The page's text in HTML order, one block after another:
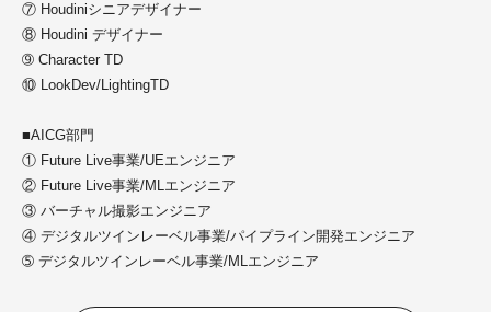
⑦ Houdiniシニアデザイナー
⑧ Houdini デザイナー
➈ Character TD
⑩ LookDev/LightingTD
■AICG部門
① Future Live事業/UEエンジニア
② Future Live事業/MLエンジニア
③ バーチャル撮影エンジニア
④ デジタルツインレーベル事業/パイプライン開発エンジニア
➄ デジタルツインレーベル事業/MLエンジニア